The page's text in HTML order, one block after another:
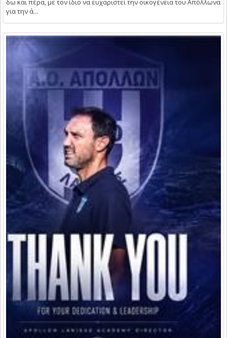
δω και πέρα, με τον ίδιο να ευχαριστεί την οικογένεια του Απόλλωνα
για την ά...